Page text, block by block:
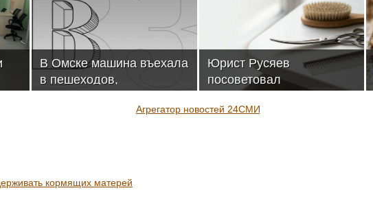
В Омске машина въехала
в пешеходов,
Юрист Русяев
посоветовал
питомца до груминга
Агрегатор новостей 24СМИ
кормящих матерей